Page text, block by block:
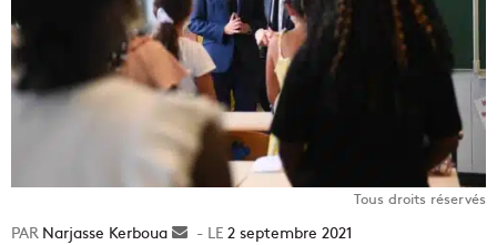
Tous droits réservés
Narjasse Kerboua
Envoyer2 septembre 2021